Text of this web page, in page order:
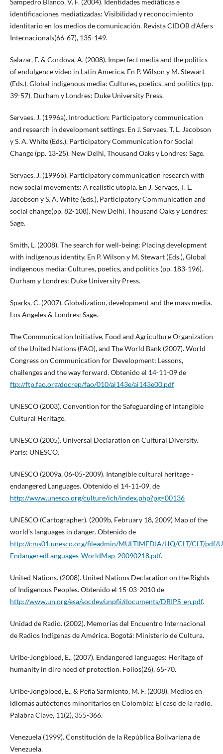
identificaciones mediatizadas: Visibilidad y reconocimiento
identitario en los medios de comunicación. Revista CIDOB d’Afers
Internacionals(66-67), 135-149.
Salazar, F. & Cordova, A. (2008). Imperfect media and the politics
of endulgence video in Latin America. En P. Wilson y M. Stewart
(Eds.), Global indigenous media: Cultures, poetics, and politics (pp.
39-57). Durham y Londres: Duke University Press.
Servaes, J. (1996a). Introduction: Participatory communication
and research in development settings. En J. Servaes, T. L. Jacobson
y S. A. White (Eds.), Participatory Communication for Social
Change (pp. 13-25). New Delhi, Thousand Oaks y Londres: Sage.
Servaes, J. (1996b). Participatory communication research with
new social movements: A realistic utopia. En J. Servaes, T. L.
Jacobson y S. A. White (Eds.), Participatory Communication and
social change(pp. 82-108). New Delhi, Thousand Oaks y Londres:
Sage.
Smith, L. (2008). The search for well-being: Placing development
with indigenous identity. En P. Wilson y M. Stewart (Eds.), Global
indigenous media: Cultures, poetics, and politics (pp. 183-196).
Durham y Londres: Duke University Press.
Sparks, C. (2007). Globalization, development and the mass media.
Los Angeles & Londres: Sage.
The Communication Initiative, Food and Agriculture Organization
of the United Nations (FAO), and The World Bank (2007). World
Congress on Communication for Development: Lessons,
challenges and the way forward. Obtenido el 14-11-09 de
ftp://ftp.fao.org/docrep/fao/010/ai143e/ai143e00.pdf
UNESCO (2003). Convention for the Safeguarding of Intangible
Cultural Heritage.
UNESCO (2005). Universal Declaration on Cultural Diversity.
Paris: UNESCO.
UNESCO (2009a, 06-05-2009). Intangible cultural heritage -
endangered Languages. Obtenido el 14-11-09, de
http://www.unesco.org/culture/ich/index.php?pg=00136
UNESCO (Cartographer). (2009b, February 18, 2009) Map of the
world’s languages in danger. Obtenido de
http://cms01.unesco.org/fileadmin/MULTIMEDIA/HQ/CLT/CLT/pdf/
EndangeredLanguages-WorldMap-20090218.pdf.
United Nations. (2008). United Nations Declaration on the Rights
of Indigenous Peoples. Obtenido el 15-03-2010 de
http://www.un.org/esa/socdev/unpfii/documents/DRIPS_en.pdf.
Unidad de Radio. (2002). Memorias del Encuentro Internacional
de Radios Indígenas de América. Bogotá: Ministerio de Cultura.
Uribe-Jongbloed, E., (2007). Endangered languages: Heritage of
humanity in dire need of protection. Folios(26), 65-70.
Uribe-Jongbloed, E., & Peña Sarmiento, M. F. (2008). Medios en
idiomas autóctonos minoritarios en Colombia: El caso de la radio.
Palabra Clave, 11(2), 355-366.
Venezuela (1999). Constitución de la República Bolivariana de
Venezuela.